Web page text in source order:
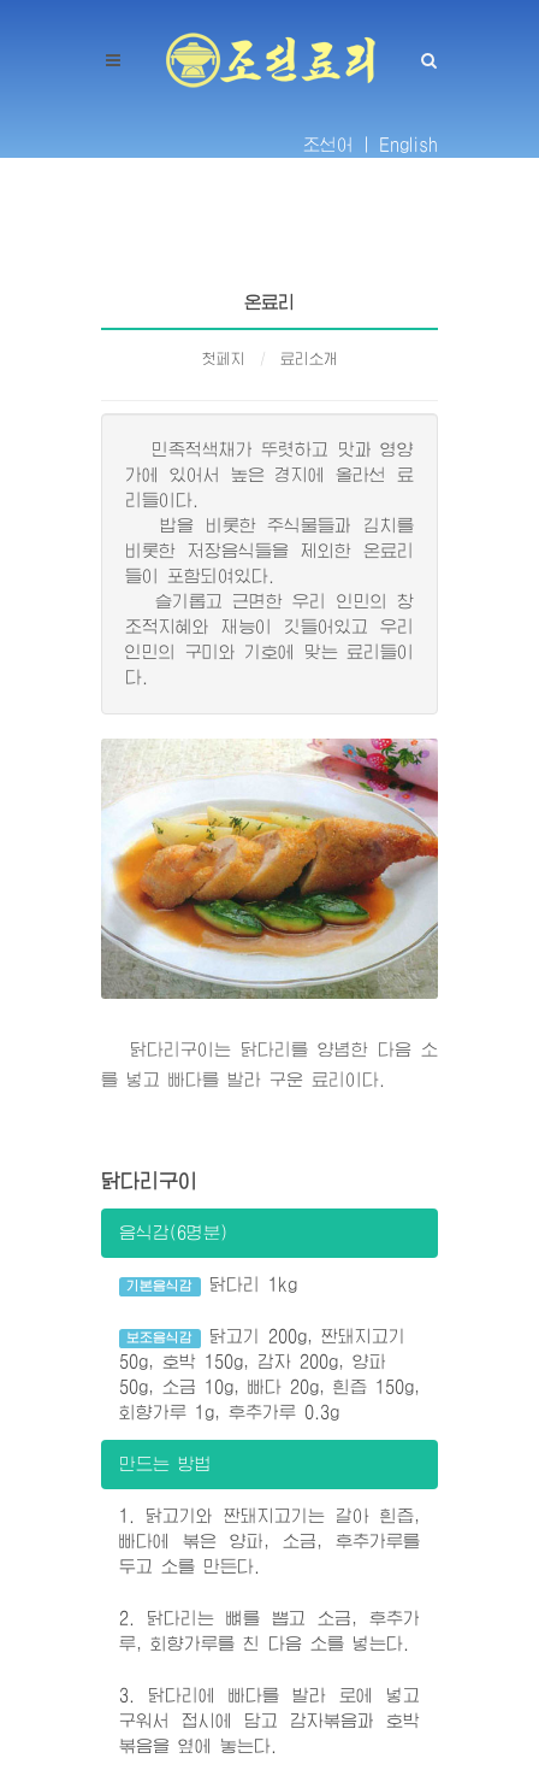
조선어 | English
온료리
첫페지 료리소개
민족적색채가 뚜렷하고 맛과 영양
가에 있어서 높은 경지에 올라선 료
리들이다.
밥을 비롯한 주식물들과 김치를
비롯한 저장음식들을 제외한 온료리
들이 포함되여있다.
슬기롭고 근면한 우리 인민의 창
조적지혜와 재능이 깃들어있고 우리
인민의 구미와 기호에 맞는 료리들이
다.
닭다리구이는 닭다리를 양념한 다음 소
를 넣고 빠다를 발라 구운 료리이다.
닭다리구이
음식감(6명분)
기본음식감 닭다리 1kg
보조음식감
닭고기 200g, 짠돼지고기
50g, 호박 150g, 감자 200g, 양파
50g, 소금 10g, 빠다 20g, 흰즙 150g,
회향가루 1g, 후추가루 0.3g
만드는 방법
1. 닭고기와 짠돼지고기는 갈아 흰즙,
빠다에 볶은 양파, 소금, 후추가루를
두고 소를 만든다.
2. 닭다리는 뼈를 뽑고 소금, 후추가
루, 회향가루를 친 다음 소를 넣는다.
3. 닭다리에 빠다를 발라 로에 넣고
구워서 접시에 담고 감자볶음과 호박
볶음을 옆에 놓는다.